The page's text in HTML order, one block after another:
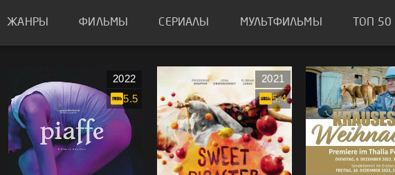
ЖАНРЫ ФИЛЬМЫ СЕРИАЛЫ МУЛЬТФИЛЬМЫ ТОП 50
2022
5.5
2021
5.4